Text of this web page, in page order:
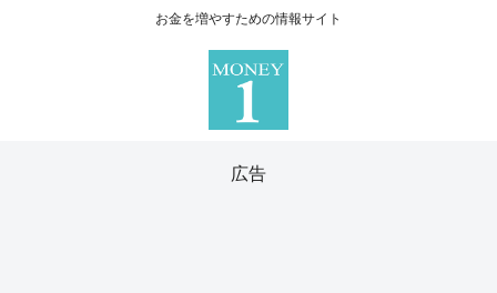
お金を増やすための情報サイト
広告